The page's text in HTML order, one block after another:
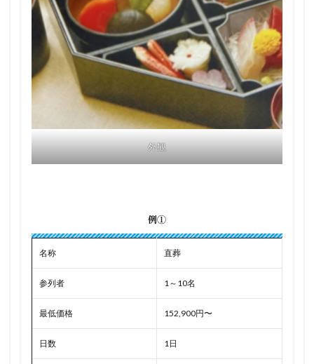
外観
例①
名称 直葬
参列者 1～10名
最低価格 152,900円〜
日数 1日